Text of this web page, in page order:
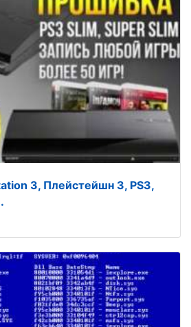
3, Плейстейшн 3, PS3,